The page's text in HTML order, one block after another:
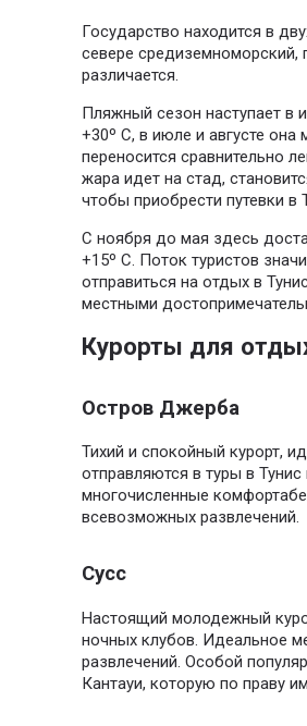
Государство находится в
севере средиземноморский,
различается.
Пляжный сезон наступает в
+30º С, в июле и августе
переносится сравнительно
жара идет на стад,
чтобы приобрести путевки
С ноября до мая здесь
+15º С. Поток туристов
отправиться на отдых в
местными
Курорты для
Остров Джерба
Тихий и спокойный курорт,
отправляются в туры в
многочисленные
всевозможных развлечений.
Сусс
Настоящий молодежный
ночных клубов. Идеальное
развлечений. Особой
Кантауи, которую по праву